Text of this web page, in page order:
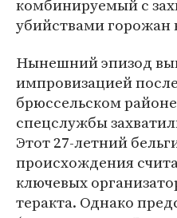
комбинируемый с
убийствами горожан
Нынешний эпизод
импровизацией
брюссельском
спецслужбы
Этот 27-летний
происхождения
ключевых
теракта. Однако